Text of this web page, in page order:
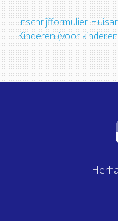
Inschrijfformulier
Kinderen (voor